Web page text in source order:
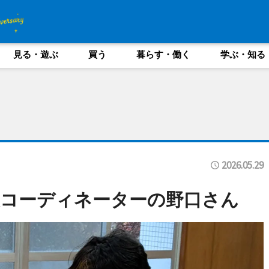
見る・遊ぶ 買う 暮らす・働く 学ぶ・知る
2026.05.29
ーディネーターの野口さん